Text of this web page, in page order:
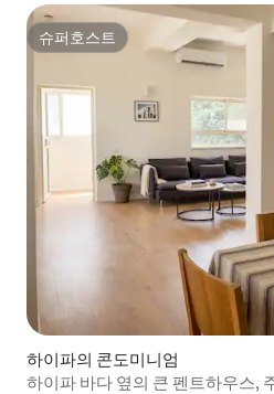
슈퍼호스트
슈퍼호스트
하이파의 콘도미니엄
하이파 바다 옆의 큰 펜트하우스,